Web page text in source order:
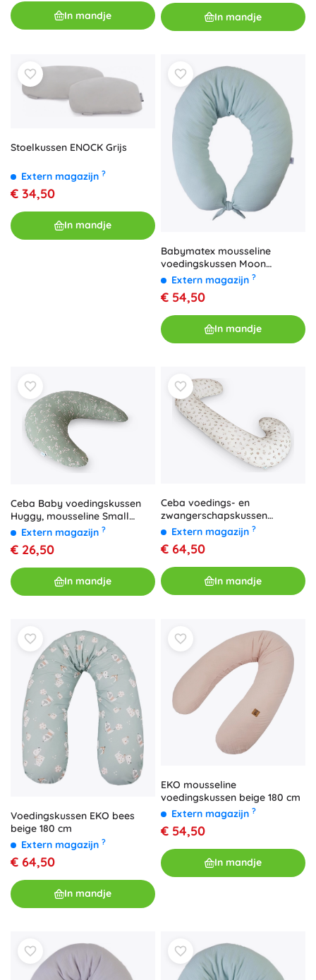
In mandje In mandje
Stoelkussen ENOCK Grijs
Extern magazijn ?
€ 34,50
In mandje
Babymatex mousseline
voedingskussen Moon
oudroze 260 cm
Extern magazijn ?
€ 54,50
In mandje
Ceba Baby voedingskussen
Huggy, mousseline Small
Twigs, 150 × 60 × 37 cm
Extern magazijn ?
€ 26,50
In mandje
Ceba voedings- en
zwangerschapskussen
Cebuška Duo mousseline
Small Twigs 300 cm
Extern magazijn ?
€ 64,50
In mandje
Voedingskussen EKO bees
beige 180 cm
Extern magazijn ?
€ 64,50
In mandje
EKO mousseline
voedingskussen beige 180 cm
Extern magazijn ?
€ 54,50
In mandje